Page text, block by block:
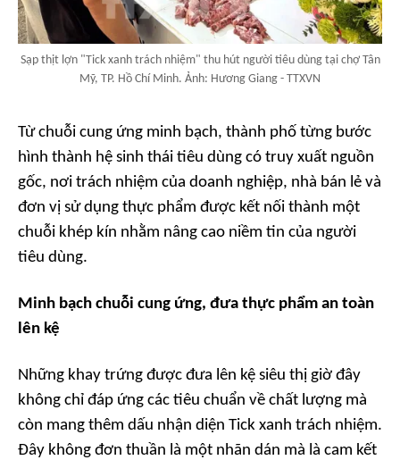
Sạp thịt lợn "Tick xanh trách nhiệm" thu hút người tiêu dùng tại chợ Tân
Mỹ, TP. Hồ Chí Minh. Ảnh: Hương Giang - TTXVN
Từ chuỗi cung ứng minh bạch, thành phố từng bước
hình thành hệ sinh thái tiêu dùng có truy xuất nguồn
gốc, nơi trách nhiệm của doanh nghiệp, nhà bán lẻ và
đơn vị sử dụng thực phẩm được kết nối thành một
chuỗi khép kín nhằm nâng cao niềm tin của người
tiêu dùng.
Minh bạch chuỗi cung ứng, đưa thực phẩm an toàn
lên kệ
Những khay trứng được đưa lên kệ siêu thị giờ đây
không chỉ đáp ứng các tiêu chuẩn về chất lượng mà
còn mang thêm dấu nhận diện Tick xanh trách nhiệm.
Đây không đơn thuần là một nhãn dán mà là cam kết